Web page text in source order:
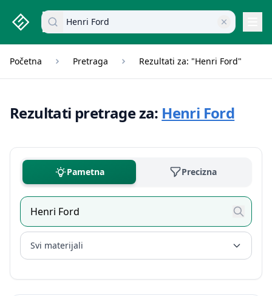
studenti.rs home page
Pretraži dokumente
Početna Pretraga Rezultati za: "Henri Ford"
Rezultati pretrage za: Henri Ford
Pametna Precizna
Svi materijali